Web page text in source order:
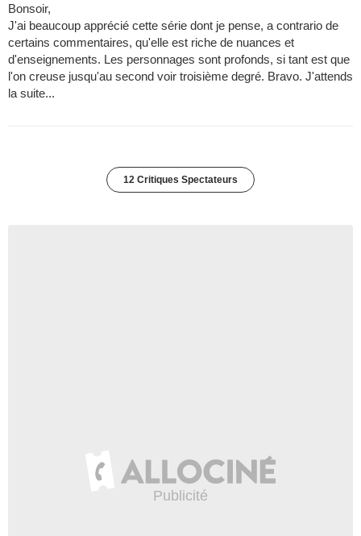
Bonsoir,
J'ai beaucoup apprécié cette série dont je pense, a contrario de
certains commentaires, qu'elle est riche de nuances et
d'enseignements. Les personnages sont profonds, si tant est que
l'on creuse jusqu'au second voir troisième degré. Bravo. J'attends
la suite...
12 Critiques Spectateurs